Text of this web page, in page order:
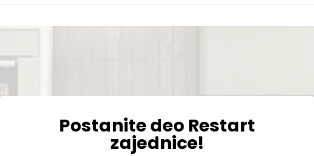
Postanite deo Restart
zajednice!